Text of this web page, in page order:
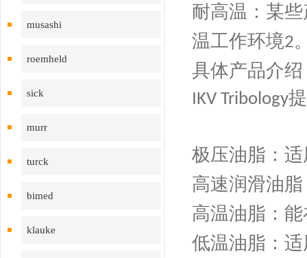
musashi
roemheld
sick
murr
turck
bimed
klauke
耐高温 ：某
温工作环境‌2
具体产品介绍
IKV Tribology
极压油脂 ：
高速润滑油脂
高温油脂 ：
低温油脂 ：